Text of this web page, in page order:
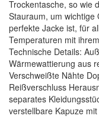
Trockentasche, so wie
Stauraum, um wichtige
perfekte Jacke ist, für
Temperaturen mit
Technische Details:
Wärmewattierung aus
Verschweißte Nähte
Reißverschluss
separates
verstellbare Kapuze